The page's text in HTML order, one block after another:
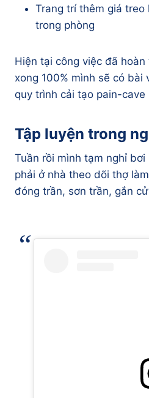
Trang trí thêm giá treo
trong phòng
Hiện tại công việc đã
xong 100% mình sẽ có bài
quy trình cải tạo pain-cave
Tập luyện trong
Tuần rồi mình tạm nghỉ
phải ở nhà theo dõi thợ
đóng trần, sơn trần, gắn